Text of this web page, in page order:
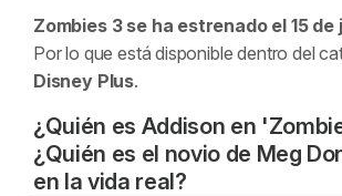
Zombies 3se ha estrenado el 15 de
Por lo que está disponible dentro del
Disney Plus.
¿Quién es Addison en
Addison es la protagonista
¿Quién es el novio de Meg
en la vida real?